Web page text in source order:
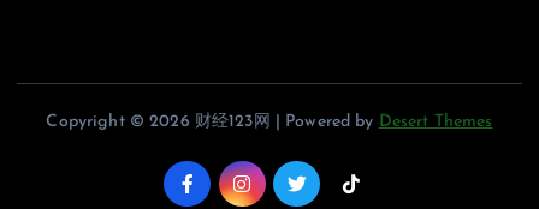
Copyright © 2026 财经123网 | Powered by Desert Themes